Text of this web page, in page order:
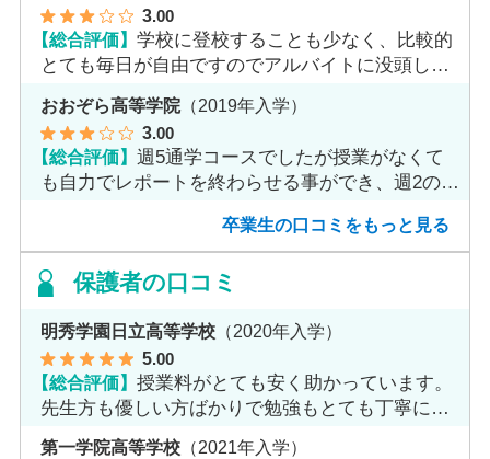
3.00
【総合評価】学校に登校することも少なく、比較的
とても毎日が自由ですのでアルバイトに没頭して
おおぞら高等学院（2019年入学）
3.00
【総合評価】週5通学コースでしたが授業がなくて
も自力でレポートを終わらせる事ができ、週2のコ
卒業生の口コミをもっと見る
保護者の口コミ
明秀学園日立高等学校 （2020年入学）
5.00
【総合評価】授業料がとても安く助かっています。
先生方も優しい方ばかりで勉強もとても丁寧に教
第一学院高等学校 （2021年入学）